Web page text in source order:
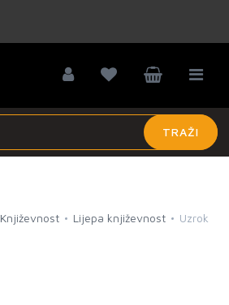
TRAŽI
Književnost Lijepa književnost Uzrok